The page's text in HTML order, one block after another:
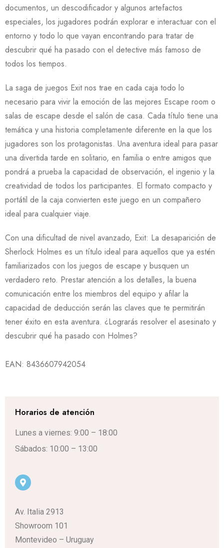
documentos, un descodificador y algunos artefactos
especiales, los jugadores podrán explorar e interactuar con el
entorno y todo lo que vayan encontrando para tratar de
descubrir qué ha pasado con el detective más famoso de
todos los tiempos.
La saga de juegos Exit nos trae en cada caja todo lo
necesario para vivir la emoción de las mejores Escape room o
salas de escape desde el salón de casa. Cada título tiene una
temática y una historia completamente diferente en la que los
jugadores son los protagonistas. Una aventura ideal para pasar
una divertida tarde en solitario, en familia o entre amigos que
pondrá a prueba la capacidad de observación, el ingenio y la
creatividad de todos los participantes. El formato compacto y
portátil de la caja convierten este juego en un compañero
ideal para cualquier viaje.
Con una dificultad de nivel avanzado, Exit: La desaparición de
Sherlock Holmes es un título ideal para aquellos que ya estén
familiarizados con los juegos de escape y busquen un
verdadero reto. Prestar atención a los detalles, la buena
comunicación entre los miembros del equipo y afilar la
capacidad de deducción serán las claves que te permitirán
tener éxito en esta aventura. ¿Lograrás resolver el asesinato y
descubrir qué ha pasado con Holmes?
EAN: 8436607942054
Horarios de atención
Lunes a viernes: 9:00 – 18:00
Sábados: 10:00 – 13:00
Av. Italia 2913
Showroom 101
Montevideo – Uruguay